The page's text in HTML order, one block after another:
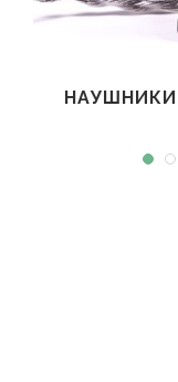
НАУШНИКИ